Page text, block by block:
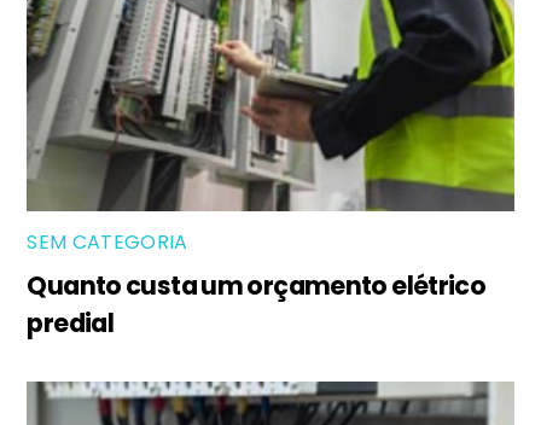
SEM CATEGORIA
Quanto custa um orçamento elétrico
predial